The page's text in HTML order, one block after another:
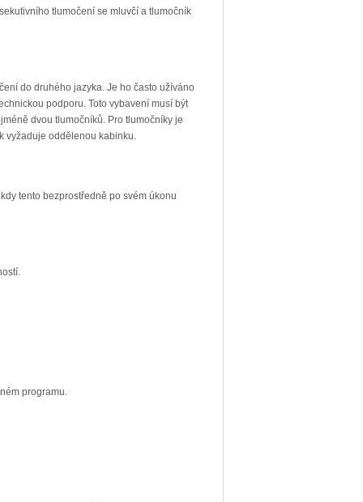
tlumočení se mluvčí a tlumočník
do druhého jazyka. Je ho často užíváno
podporu. Toto vybavení musí být
dvou tlumočníků. Pro tlumočníky je
vyžaduje oddělenou kabinku.
tento bezprostředně po svém úkonu
programu.